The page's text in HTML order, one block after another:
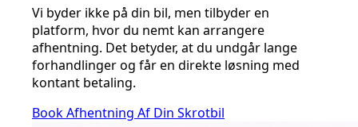
Vi byder ikke på din bil, men tilbyder en
platform, hvor du nemt kan arrangere
afhentning. Det betyder, at du undgår lange
forhandlinger og får en direkte løsning med
kontant betaling.
Book Afhentning Af Din Skrotbil